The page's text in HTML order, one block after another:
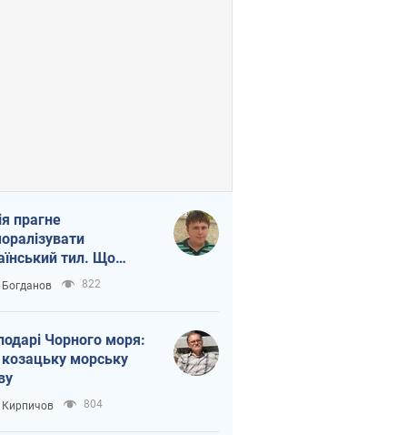
прагне
тил. Що
собі нагадати
Богданов 822
Чорного моря:
морську
Кирпичов 804